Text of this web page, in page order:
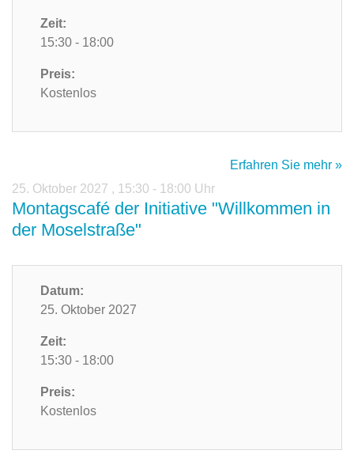
Zeit:
15:30 - 18:00
Preis:
Kostenlos
Erfahren Sie mehr »
25. Oktober 2027 , 15:30 - 18:00 Uhr
Montagscafé der Initiative "Willkommen in
der Moselstraße"
Datum:
25. Oktober 2027
Zeit:
15:30 - 18:00
Preis:
Kostenlos